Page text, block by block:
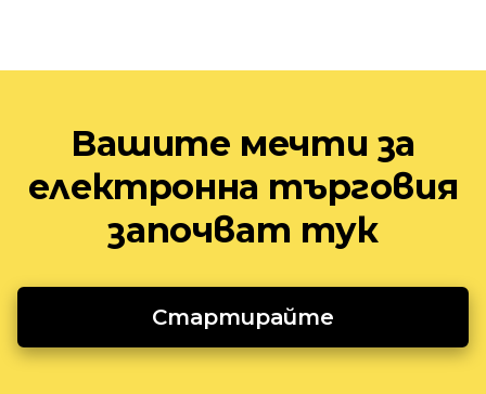
Вашите мечти за
електронна търговия
започват тук
Стартирайте